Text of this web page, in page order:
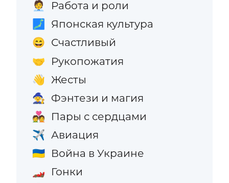
🧑‍💼 Работа и роли
🗾 Японская культура
😄 Счастливый
🤝 Рукопожатия
👋 Жесты
🧙 Фэнтези и магия
💑 Пары с сердцами
✈️ Авиация
🇺🇦 Война в Украине
🏎️ Гонки